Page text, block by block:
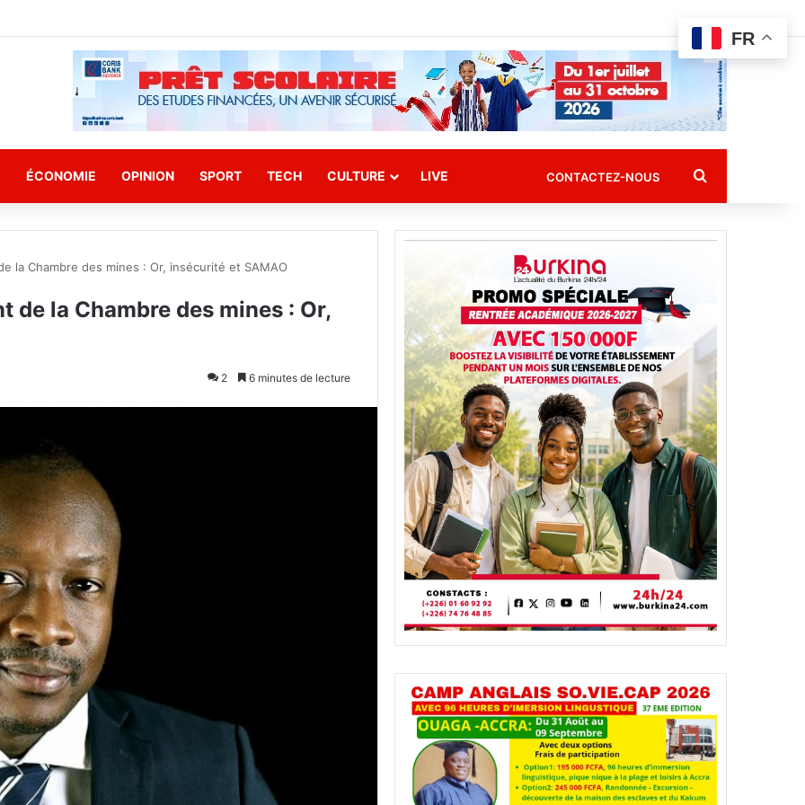
ÉCONOMIE OPINION SPORT TECH CULTURE LIVE CONTACTEZ-NOUS Rechercher
la Chambre des mines : Or, insécurité et SAMAO
de la Chambre des mines : Or,
2 6 minutes de lecture
FR